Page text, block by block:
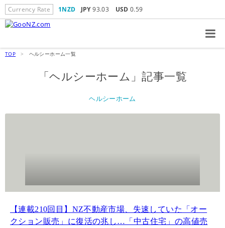
Currency Rate 1NZD JPY93.03 USD 0.59
TOP > ヘルシーホーム一覧
「ヘルシーホーム」記事一覧
ヘルシーホーム
【連載210回目】NZ不動産市場、失速していた「オー
クション販売」に復活の兆し…「中古住宅」の高値売